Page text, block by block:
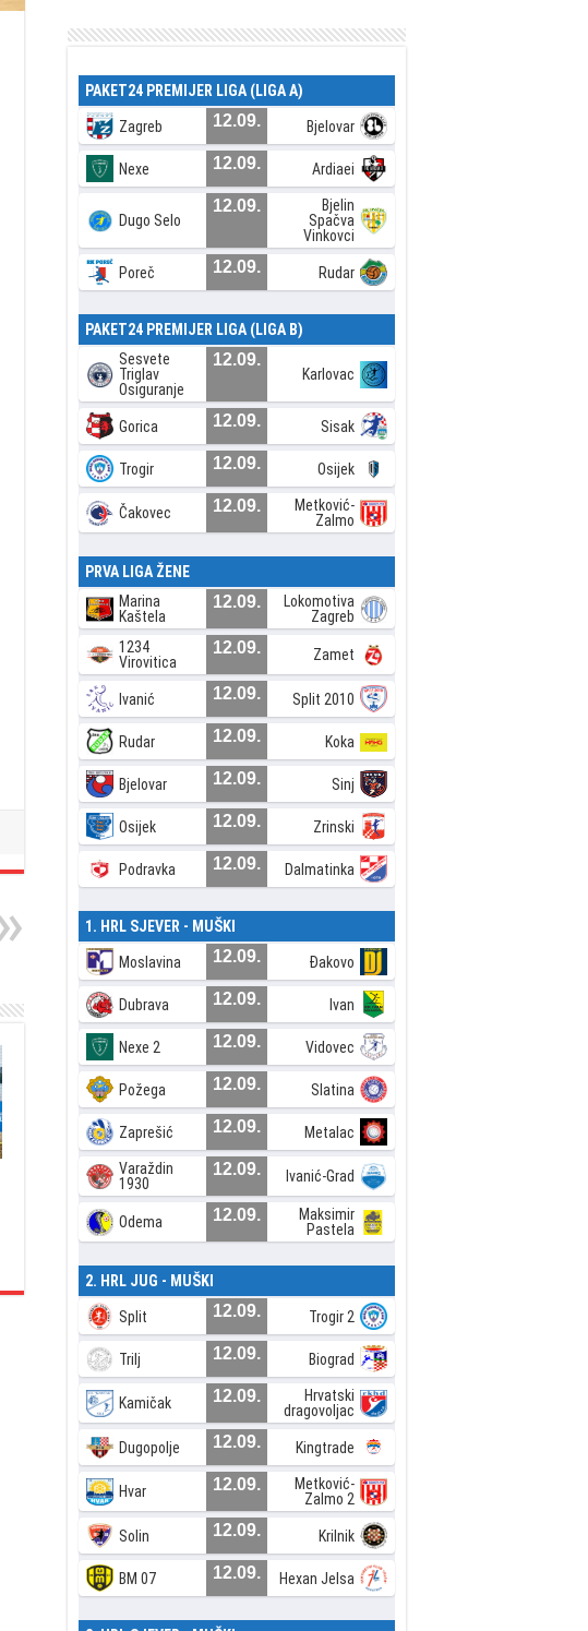
PAKET24 PREMIJER LIGA (LIGA A)
Zagreb 12.09. Bjelovar
Nexe 12.09. Ardiaei
Dugo Selo
12.09.
Bjelin
Spačva
Vinkovci
Poreč 12.09. Rudar
PAKET24 PREMIJER LIGA (LIGA B)
Sesvete
Triglav
Osiguranje
12.09.
Karlovac
Gorica 12.09. Sisak
Trogir 12.09. Osijek
Čakovec 12.09.
Metković-
Zalmo
PRVA LIGA ŽENE
Marina
Kaštela
12.09.
Lokomotiva
Zagreb
1234
Virovitica
12.09. Zamet
Ivanić 12.09. Split 2010
Rudar 12.09. Koka
Bjelovar 12.09. Sinj
Osijek 12.09. Zrinski
Podravka 12.09. Dalmatinka
1. HRL SJEVER - MUŠKI
Moslavina 12.09. Đakovo
Dubrava 12.09. Ivan
Nexe 2 12.09. Vidovec
Požega 12.09. Slatina
Zaprešić 12.09. Metalac
Varaždin
1930
12.09. Ivanić-Grad
Odema 12.09.
Maksimir
Pastela
2. HRL JUG - MUŠKI
Split 12.09. Trogir 2
Trilj 12.09. Biograd
Kamičak 12.09.
Hrvatski
dragovoljac
Dugopolje 12.09. Kingtrade
Hvar 12.09.
Metković-
Zalmo 2
Solin 12.09. Krilnik
BM 07 12.09. Hexan Jelsa